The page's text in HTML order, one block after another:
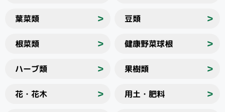
葉菜類 ＞ 豆類 ＞
根菜類 ＞ 健康野菜球根 ＞
ハーブ類 ＞ 果樹類 ＞
花・花木 ＞ 用土・肥料 ＞